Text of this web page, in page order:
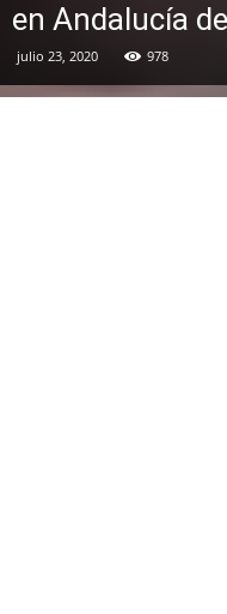
en Andalucía
julio 23, 2020 978